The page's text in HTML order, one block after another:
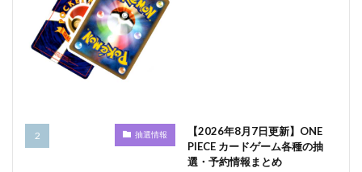
抽選情報
【2026年8月7日更新】ONE
PIECE カードゲーム各種の抽
選・予約情報まとめ